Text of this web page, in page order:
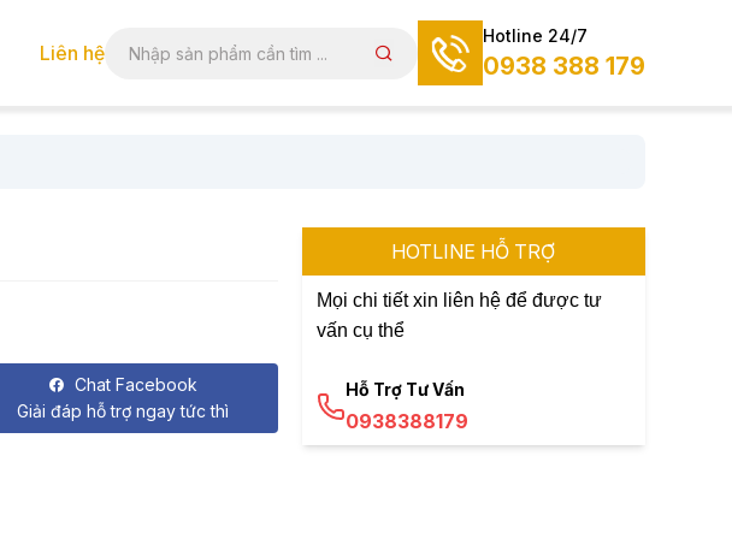
Liên hệ
Hotline 24/7
0938 388 179
Chat Facebook
Giải đáp hỗ trợ ngay tức thì
HOTLINE HỖ TRỢ
Mọi chi tiết xin liên hệ để được tư
vấn cụ thể
Hỗ Trợ Tư Vấn
0938388179